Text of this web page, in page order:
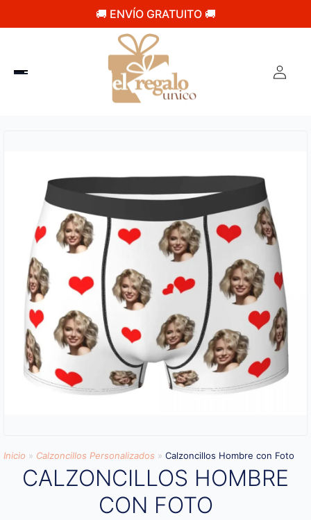
🚚 ENVÍO GRATUITO 🚚
Inicio » Calzoncillos Personalizados » Calzoncillos Hombre con Foto
CALZONCILLOS HOMBRE
CON FOTO